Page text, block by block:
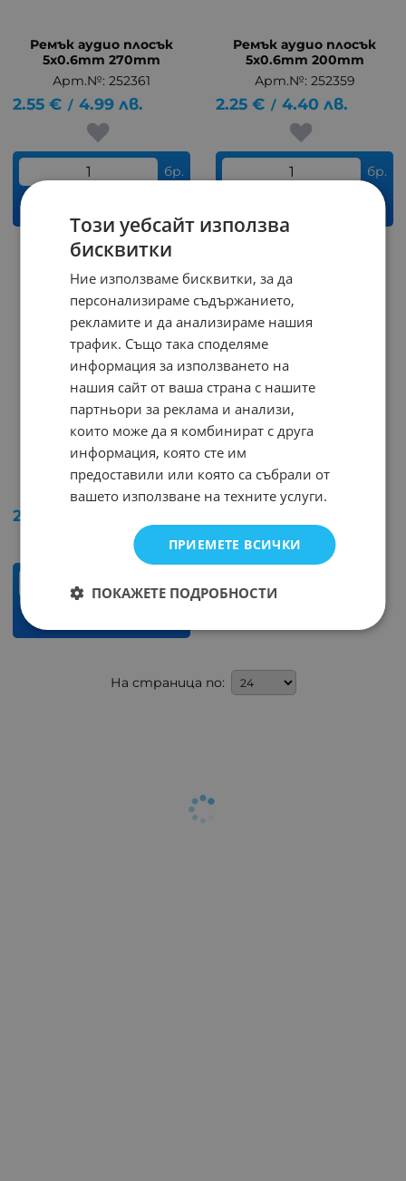
Ремък аудио плосък
5x0.6mm 270mm
Арт.№: 252361
2.55 € / 4.99 лв.
бр.
Ремък аудио плосък
5x0.6mm 200mm
Арт.№: 252359
2.25 € / 4.40 лв.
бр.
Ремък аудио плосък
5x0.6mm 190mm
Арт.№: 252358
2.25
Ремък аудио плосък
5x0.6mm 235mm
Арт.№: 252360
На страница по:
Този уебсайт използва
бисквитки
Ние използваме бисквитки, за да
персонализираме съдържанието,
рекламите и да анализираме нашия
трафик. Също така споделяме
информация за използването на
нашия сайт от ваша страна с нашите
партньори за реклама и анализи,
които може да я комбинират с друга
информация, която сте им
предоставили или която са събрали от
вашето използване на техните услуги.
ПРИЕМЕТЕ ВСИЧКИ
ПОКАЖЕТЕ ПОДРОБНОСТИ